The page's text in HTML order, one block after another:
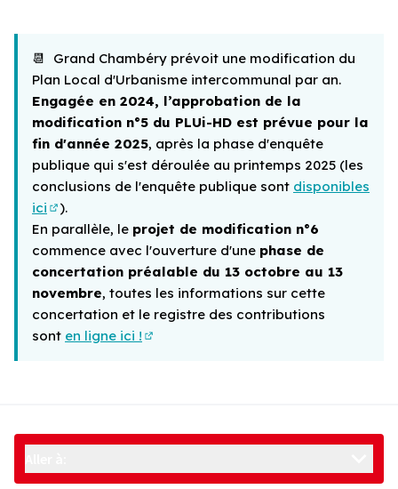
📆
Grand Chambéry prévoit une modification du
Plan Local d'Urbanisme intercommunal par an.
Engagée en 2024, l’approbation de la
modification n°5 du PLUi-HD est prévue pour la
fin d'année 2025, après la phase d'enquête
publique qui s'est déroulée au printemps 2025 (les
conclusions de l'enquête publique sont disponibles
ici
(Lien externe)
).
En parallèle, le projet de modification n°6
commence avec l'ouverture d'une phase de
concertation préalable du 13 octobre au 13
novembre, toutes les informations sur cette
concertation et le registre des contributions
sont en ligne ici !